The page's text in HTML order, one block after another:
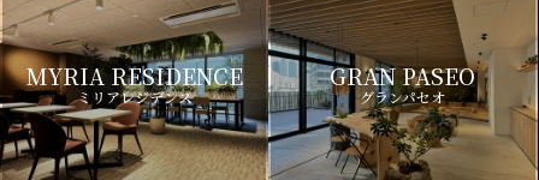
MYRIA RESIDENCE
ミリアレジデンス
GRAN PASEO
グランパセオ